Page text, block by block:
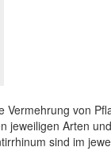
Vermehrung von
jeweiligen Arten
sind im